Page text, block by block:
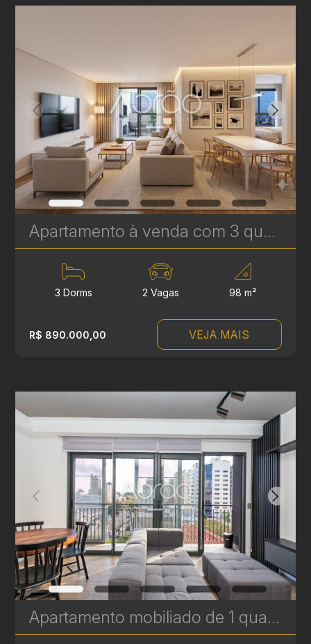
Apartamento à venda com 3 quartos sendo 1 suíte no Alto da XV - 98 m² - Edifício Alexandre Caron | Ref. 1799
3 Dorms 2 Vagas 98 m²
R$ 890.000,00 VEJA MAIS
Apartamento mobiliado de 1 quarto à venda no Bigorrilho – 59 m² - Open Soho | Ref. 1720